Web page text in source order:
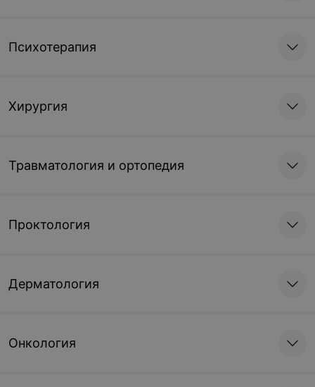
Психотерапия
Хирургия
Травматология и ортопедия
Проктология
Дерматология
Онкология